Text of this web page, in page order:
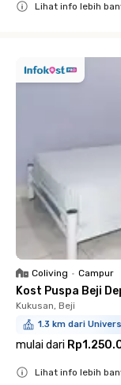
Lihat info lebih
Coliving • Campur
Kost Puspa Beji
Kukusan, Beji
1.3 km dari
mulai dari
Lihat info lebih